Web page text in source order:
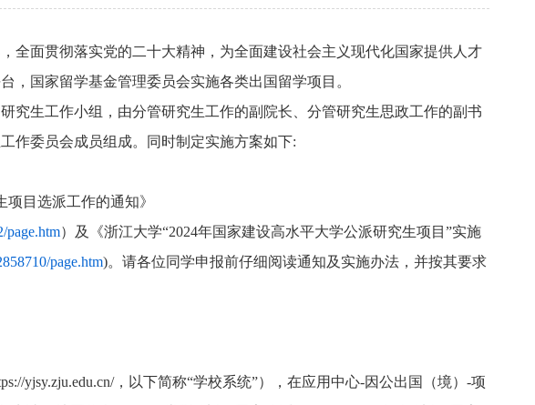
全面贯彻落实党的二十大精神，为全面建设社会主义现代化国家提供人才
，国家留学基金管理委员会实施各类出国留学项目。
究生工作小组，由分管研究生工作的副院长、分管研究生思政工作的副书
作委员会成员组成。 同时制定实施方案如下:
项目选派工作的通知》
page.htm） 及 《浙江大学“2024年国家建设高水平大学公派研究生项目”实施
page.htm)。 请各位同学申报前仔细阅读通知及实施办法，并按其要求
yjsy.zju.edu.cn/，以下简称“学校系统”），在应用中心-因公出国（境）-项